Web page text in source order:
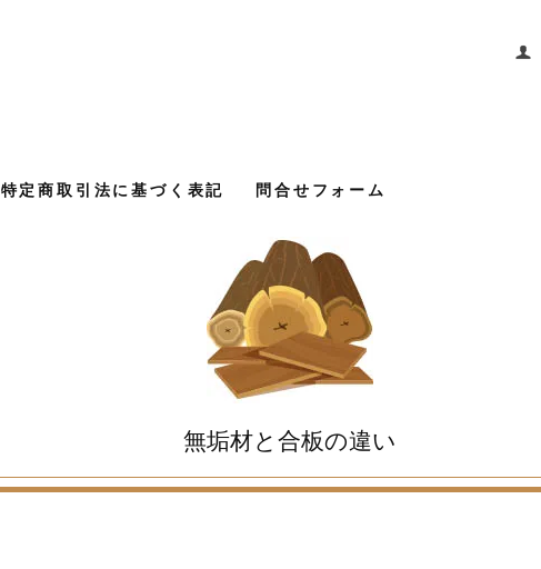
特定商取引法に基づく表記 問合せフォーム
無垢材と合板の違い